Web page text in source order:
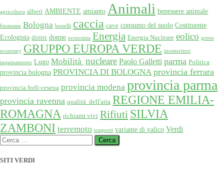
agricoltura alberi AMBIENTE amianto Animali benessere animale
biomasse Bologna bonelli caccia cave consumo del suolo Costituente
Ecologista diritti donne economia Energia Energia Nucleare eolico green
economy GRUPPO EUROPA VERDE inceneritori
inquinamento Lugo Mobilità nucleare Paolo Galletti parma Politica
provincia bologna PROVINCIA DI BOLOGNA provincia ferrara
provincia forlì-cesena provincia modena provincia parma
provincia ravenna qualità dell'aria REGIONE EMILIA-
ROMAGNA richiami vivi Rifiuti SILVIA
ZAMBONI terremoto trasporti variante di valico Verdi
Ricerca
per:
SITI VERDI